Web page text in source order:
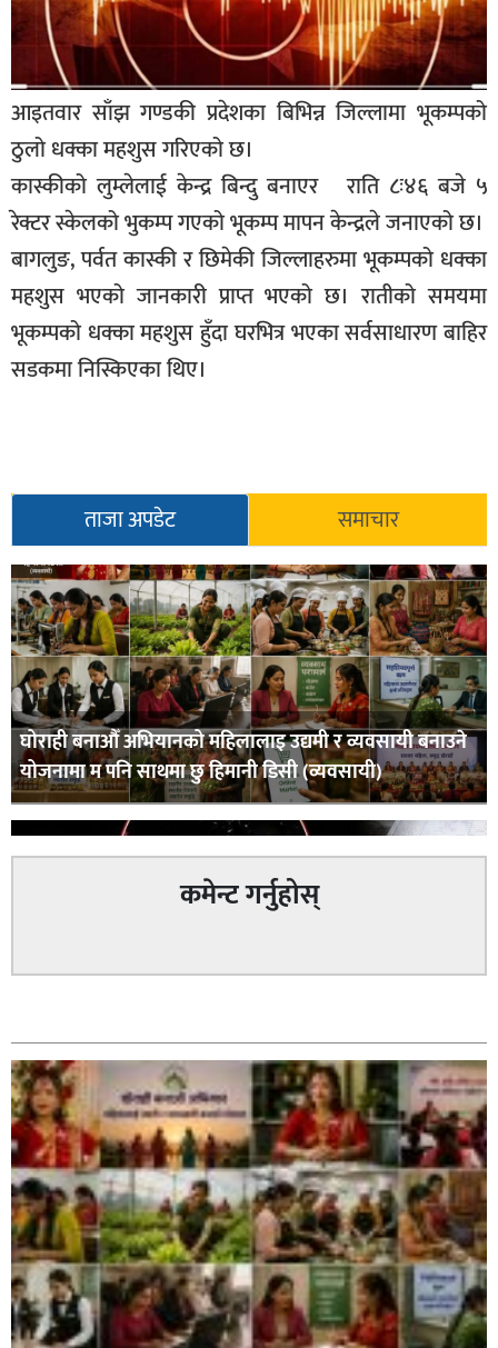
खेलकुद
बिश्व
अचम्म
दुनिया
बिचार
कुराकानी
जीवनशैली
साहित्य
सूचना-
आइतवार साँझ गण्डकी प्रदेशका बिभिन्न जिल्लामा भूकम्पको
ठुलो धक्का महशुस गरिएको छ।
कास्कीको लुम्लेलाई केन्द्र बिन्दु बनाएर राति ८ः४६ बजे ५
रेक्टर स्केलको भुकम्प गएको भूकम्प मापन केन्द्रले जनाएको छ।
बागलुङ, पर्वत कास्की र छिमेकी जिल्लाहरुमा भूकम्पको धक्का
महशुस भएको जानकारी प्राप्त भएको छ। रातीको समयमा
भूकम्पको धक्का महशुस हुँदा घरभित्र भएका सर्वसाधारण बाहिर
सडकमा निस्किएका थिए।
ताजा अपडेट समाचार
घोराही बनाऔँ अभियानको महिलालाइ उद्यमी र व्यवसायी बनाउने
योजनामा म पनि साथमा छु हिमानी डिसी (व्यवसायी)
कपिलवस्तु नगरपालिकाका पूर्वमेयर किरण सिंह गोरुसिङ्गे
जंगलमा मृत अवस्थामा फेला,
ग्यासमा कालोबजारी गरेको जनगुनासो गरेपछि जिल्लाका
सबैजसो डिलरमा प्रशासनले अनुगमन
कमेन्ट गर्नुहोस्